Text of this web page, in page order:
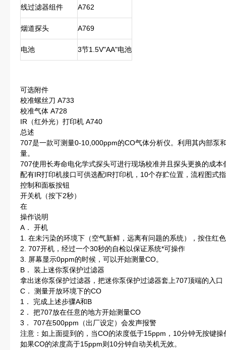
线过滤器组件 A762
烟道探头 A769
电池 3节1.5V"AA"电池
可选附件
校准螺丝刀 A733
校准气体 A728
IR（红外光）打印机 A740
总述
707是一款可测量0-10,000ppm的CO气体分析仪。利用其内部泵
量。
707使用长寿命电化学式探头可进行现场校准并且探头更换的成本
配有IR打印机接口可供选配IR打印机，10个存贮位置，流程图式
控制和面板按钮
开关机（按下2秒）
在
操作说明
A． 开机
1. 在未污染的环境下（空气新鲜，远离有问题的系统），按住红
2. 707开机，经过一个30秒的自检以保证系统*可操作
3. 屏幕显示0ppm的时候，可以开始测量CO。
B． 装上迷你泵保护过滤器
拿出迷你泵保护过滤器，把迷你泵保护过滤器套上707顶端的入口
C． 测量开放环境下的CO
1． 完成上述步骤A和B
2． 把707放在任意的地方开始测量CO
3． 707在500ppm（出厂设定）会发声报警
注意：如上面提到的，当CO的浓度低于15ppm，10分钟无按键
如果CO的浓度高于15ppm则10分钟自动关机无效。